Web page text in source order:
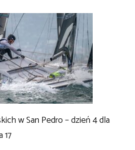
w San Pedro – dzień 4 dla
17